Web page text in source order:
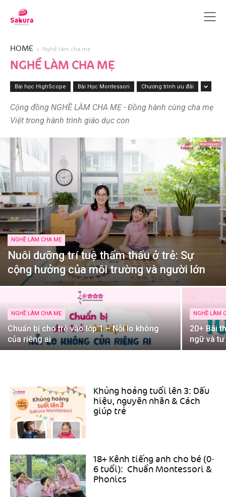
HOME Nghề làm cha mẹ
NGHỀ LÀM CHA MẸ
Bài học HighScope Bài Học Montessori Chương trình ưu đãi
Cộng đồng NGHỀ LÀM CHA MẸ - Đồng hành cùng cha mẹ
Việt trong hành trình giáo dục con
NGHỀ LÀM CHA MẸ
Nuôi dưỡng trí tuệ thẩm thấu ở trẻ: Sự
cộng hưởng của môi trường và người lớn
NGHỀ LÀM CHA MẸ
Chuẩn bị cho trẻ vào lớp 1 – Nỗi lo không
của riêng ai
NGHỀ LÀM
20+ Bài
ngữ và tư
Khủng hoảng tuổi lên 3: Dấu
hiệu, nguyên nhân & Cách
giúp trẻ
18+ Kênh tiếng anh cho bé (0-
6 tuổi): Chuẩn Montessori &
Phonics